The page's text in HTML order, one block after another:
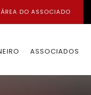
ÁREA DO ASSOCIADO
ASSOCIADOS